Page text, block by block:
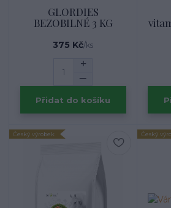
GLORDIES
BEZOBILNÉ 3 KG
375 Kč/ks
Přidat do košíku
Český výrobek Český